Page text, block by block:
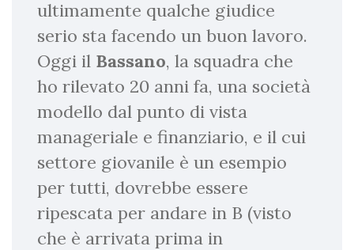
ultimamente qualche giudice
serio sta facendo un buon lavoro.
Oggi il Bassano, la squadra che
ho rilevato 20 anni fa, una società
modello dal punto di vista
manageriale e finanziario, e il cui
settore giovanile è un esempio
per tutti, dovrebbe essere
ripescata per andare in B (visto
che è arrivata prima in